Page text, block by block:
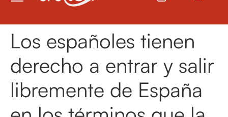
Los españoles tienen
derecho a entrar y salir
libremente de España